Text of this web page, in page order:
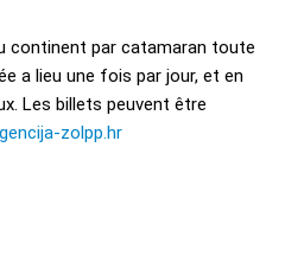
continent par catamaran toute
a lieu une fois par jour, et en
Les billets peuvent être
zolpp.hr